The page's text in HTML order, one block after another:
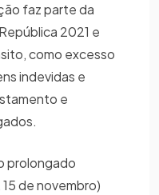
faz parte da
2021 e
como excesso
indevidas e
e
prolongado
de novembro)